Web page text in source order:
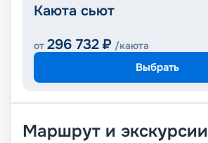
Каюта сьют
от 296 732 ₽ /каюта
Выбрать
Маршрут и экскурсии